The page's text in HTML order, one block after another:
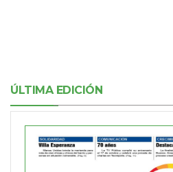
ÚLTIMA EDICIÓN